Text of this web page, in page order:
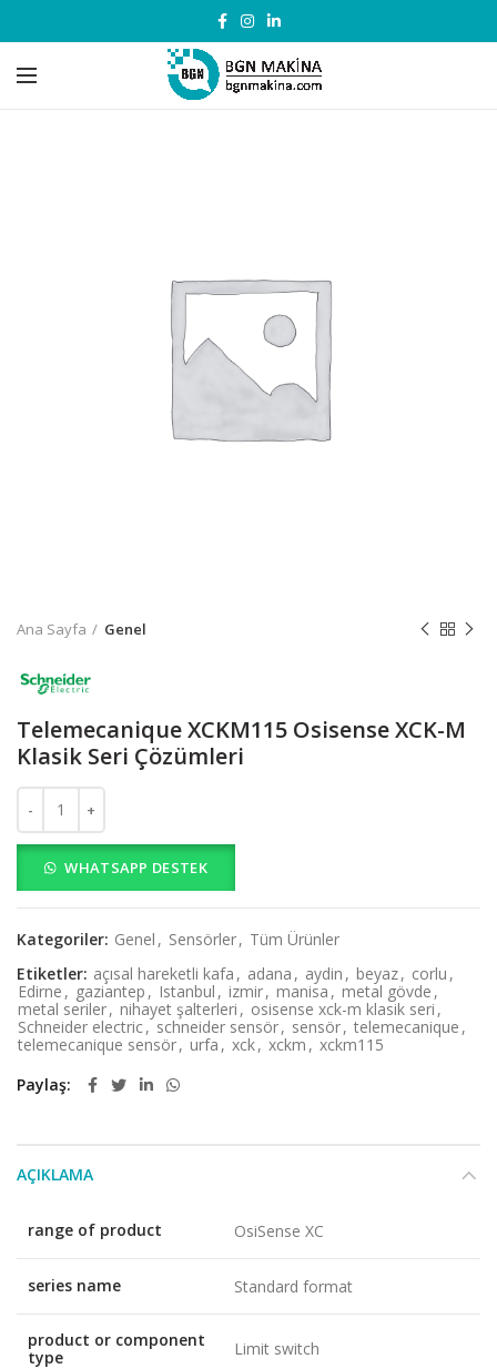
Ana Sayfa Genel
Telemecanique XCKM115 Osisense XCK-M
Klasik Seri Çözümleri
Telemecanique XCKM115 Osisense XCK-M Klasik Seri Çözümleri
WHATSAPP DESTEK
Kategoriler: Genel , Sensörler, Tüm Ürünler
Etiketler: açısal hareketli kafa , adana , aydin , beyaz, corlu ,
Edirne , gaziantep , Istanbul , izmir, manisa , metal gövde ,
metal seriler, nihayet şalterleri , osisense xck-m klasik seri ,
Schneider electric, schneider sensör, sensör, telemecanique ,
telemecanique sensör, urfa , xck, xckm , xckm115
Paylaş
AÇIKLAMA
range of product OsiSense XC
series name Standard format
product or component
type
Limit switch